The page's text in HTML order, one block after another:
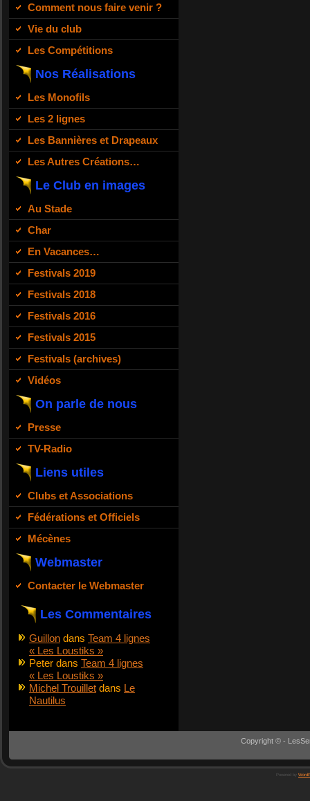
Comment nous faire venir ?
Vie du club
Les Compétitions
Nos Réalisations
Les Monofils
Les 2 lignes
Les Bannières et Drapeaux
Les Autres Créations…
Le Club en images
Au Stade
Char
En Vacances…
Festivals 2019
Festivals 2018
Festivals 2016
Festivals 2015
Festivals (archives)
Vidéos
On parle de nous
Presse
TV-Radio
Liens utiles
Clubs et Associations
Fédérations et Officiels
Mécènes
Webmaster
Contacter le Webmaster
Les Commentaires
Guillon dans Team 4 lignes
« Les Loustiks »
Peter dans Team 4 lignes
« Les Loustiks »
Michel Trouillet dans Le
Nautilus
Copyright © -
Powered by